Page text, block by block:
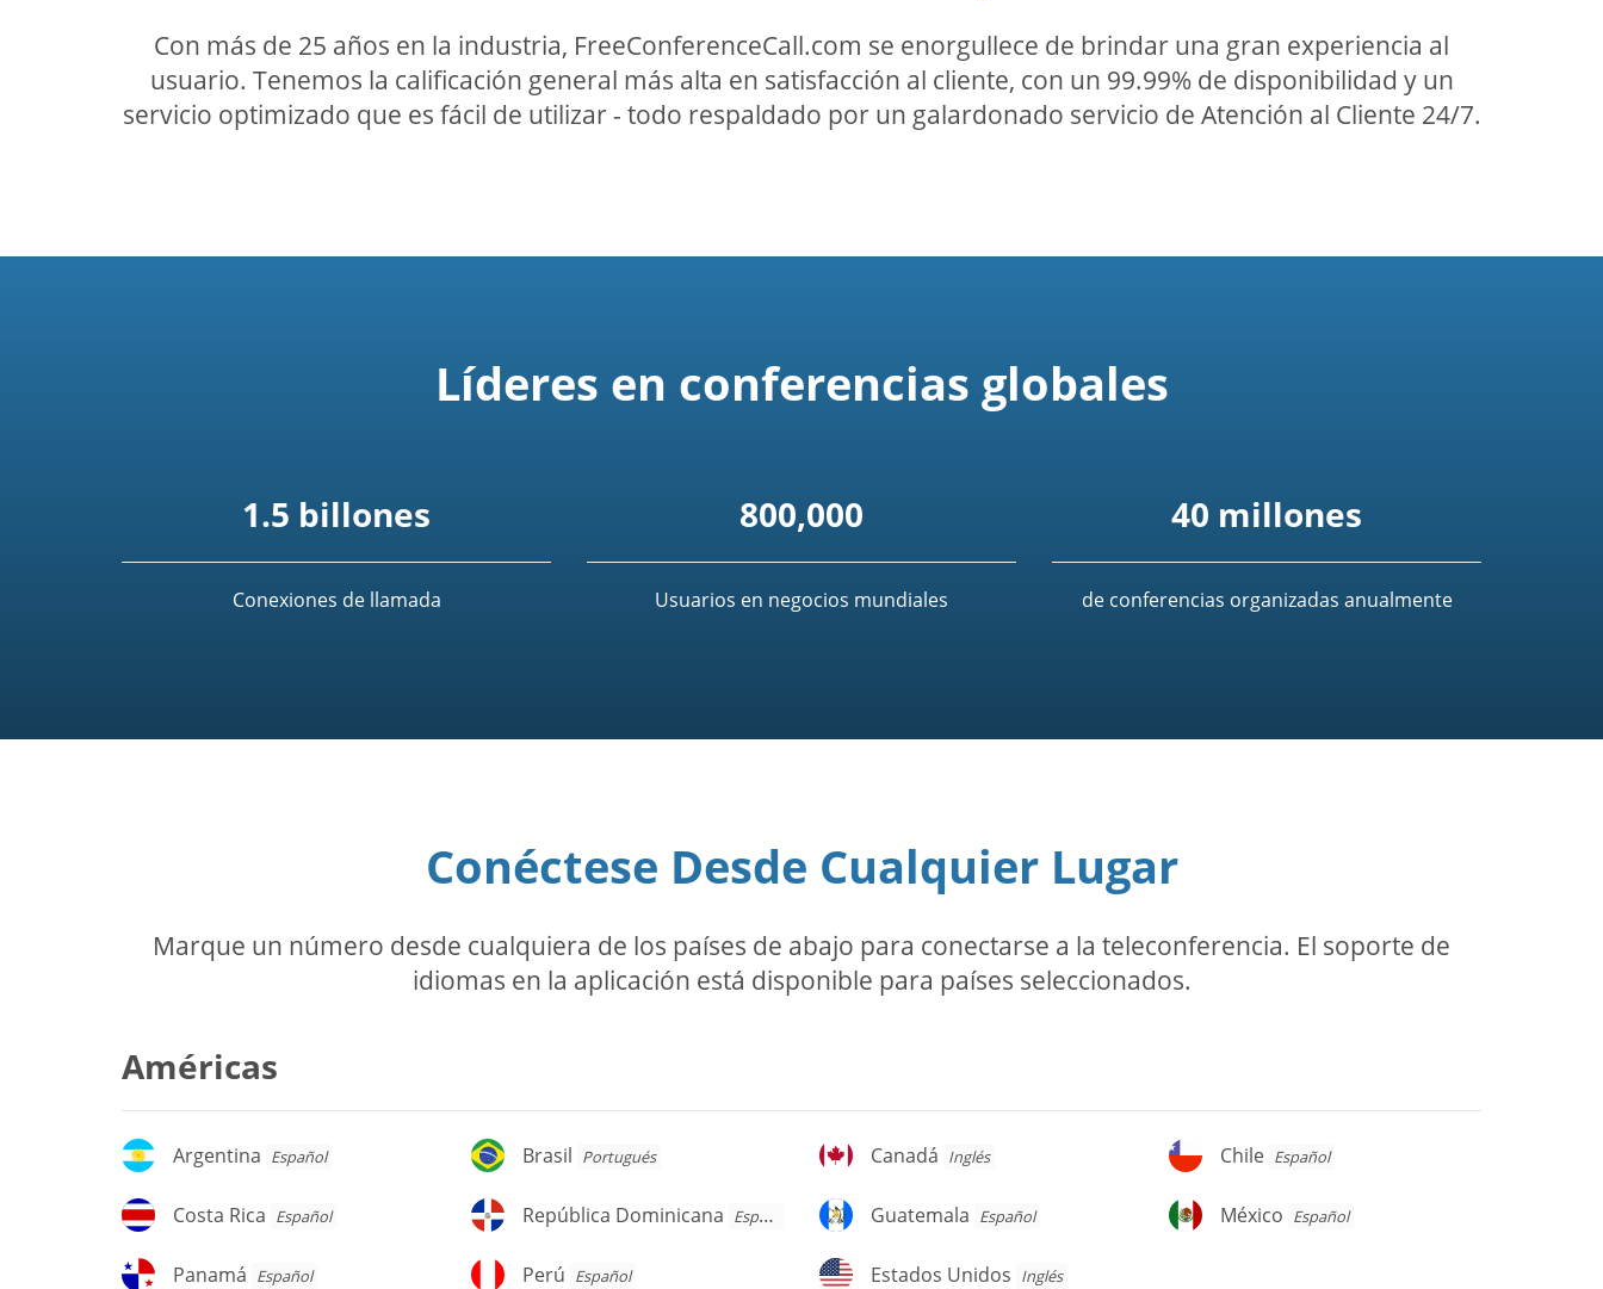
Con más de 25 años en la industria, FreeConferenceCall.com se enorgullece de brindar una gran experiencia al
usuario. Tenemos la calificación general más alta en satisfacción al cliente, con un 99.99% de disponibilidad y un
servicio optimizado que es fácil de utilizar - todo respaldado por un galardonado servicio de Atención al Cliente 24/7.
Líderes en conferencias globales
1.5 billones
Conexiones de llamada
800,000
Usuarios en negocios mundiales
40 millones
de conferencias organizadas anualmente
Conéctese Desde Cualquier Lugar
Marque un número desde cualquiera de los países de abajo para conectarse a la teleconferencia. El soporte de
idiomas en la aplicación está disponible para países seleccionados.
Américas
Argentina
Argentina Español Brasil
Brasil Portugués Canadá
Canadá Inglés Chile
Chile Español
Costa
Costa Rica Español
República
República Dominicana Español Guatemala
Guatemala Español México
México Español
Panamá
Panamá Español Perú
Perú Español
Estados
Estados Unidos Inglés